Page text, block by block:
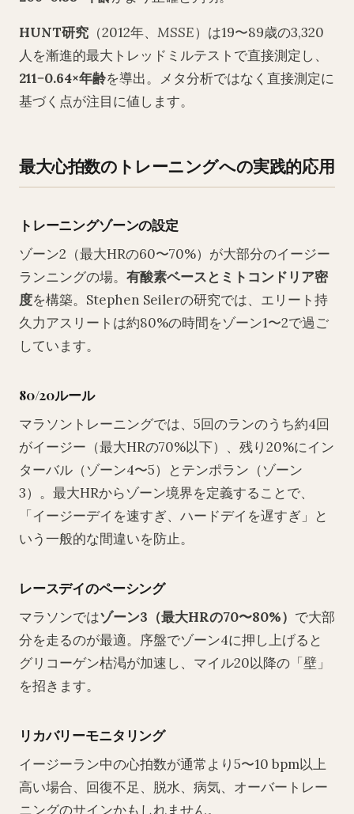
HUNT研究 （2012年、 MSSE）は19〜89歳の3,320
人を漸進的最大トレッドミルテストで直接測定し、
211−0.64×年齢を導出。メタ分析ではなく直接測定に
基づく点が注目に値します。
最大心拍数のトレーニングへの実践的応用
トレーニングゾーンの設定
ゾーン2（最大HRの60〜70%）が大部分のイージー
ランニングの場。 有酸素ベースとミトコンドリア密
度を構築。Stephen Seilerの研究では、エリート持
久力アスリートは約80%の時間をゾーン1〜2で過ご
しています。
80/20ルール
マラソントレーニングでは、5回のランのうち約4回
がイージー（最大HRの70%以下）、残り20%にイン
ターバル（ゾーン4〜5）とテンポラン（ゾーン
3）。最大HRからゾーン境界を定義することで、
「イージーデイを速すぎ、ハードデイを遅すぎ」と
いう一般的な間違いを防止。
レースデイのペーシング
マラソンではゾーン3（最大HRの70〜80%） で大部
分を走るのが最適。序盤でゾーン4に押し上げると
グリコーゲン枯渇が加速し、マイル20以降の「壁」
を招きます。
リカバリーモニタリング
イージーラン中の心拍数が通常より5〜10 bpm以上
高い場合、回復不足、脱水、病気、オーバートレー
ニングのサインかもしれません。